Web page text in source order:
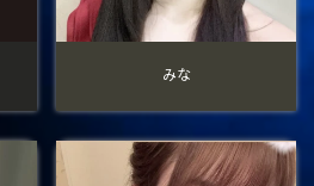
みな